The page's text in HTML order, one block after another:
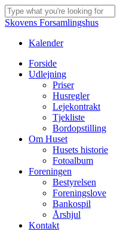
Skip
to
content
Close
Skovens Forsamlingshus
Kalender
Menu
Forside
Udlejning
Priser
Husregler
Lejekontrakt
Tjekliste
Bordopstilling
Om Huset
Husets historie
Fotoalbum
Foreningen
Bestyrelsen
Foreningslove
Bankospil
Årshjul
Kontakt